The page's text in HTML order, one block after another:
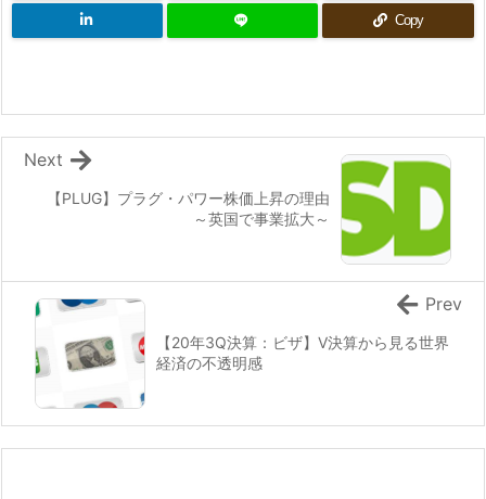
Copy
【PLUG】プラグ・パワー株価上昇の理由
～英国で事業拡大～
Next
【20年3Q決算：ビザ】V決算から見る世界
経済の不透明感
Prev